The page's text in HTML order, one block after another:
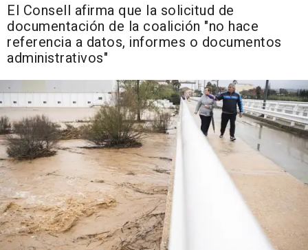
El Consell afirma que la solicitud de
documentación de la coalición "no hace
referencia a datos, informes o documentos
administrativos"